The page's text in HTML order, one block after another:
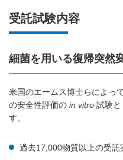
受託試験内容
細菌を用いる復帰突然
米国のエームス博士らによっ
の安全性評価の in vitro 試験と
す。
過去17,000物質以上の受託